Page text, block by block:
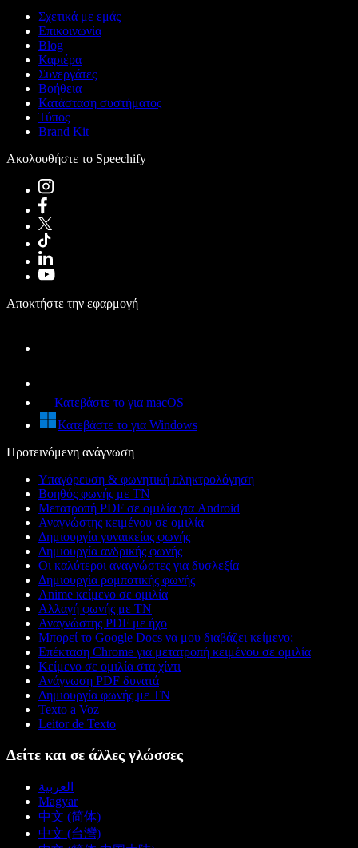
Σχετικά με εμάς
Επικοινωνία
Blog
Καριέρα
Συνεργάτες
Βοήθεια
Κατάσταση συστήματος
Τύπος
Brand Kit
Ακολουθήστε το Speechify
Αποκτήστε την εφαρμογή
Κατεβάστε το για macOS
Κατεβάστε το για Windows
Προτεινόμενη ανάγνωση
Υπαγόρευση & φωνητική πληκτρολόγηση
Βοηθός φωνής με ΤΝ
Μετατροπή PDF σε ομιλία για Android
Αναγνώστης κειμένου σε ομιλία
Δημιουργία γυναικείας φωνής
Δημιουργία ανδρικής φωνής
Οι καλύτεροι αναγνώστες για δυσλεξία
Δημιουργία ρομποτικής φωνής
Anime κείμενο σε ομιλία
Αλλαγή φωνής με ΤΝ
Αναγνώστης PDF με ήχο
Μπορεί το Google Docs να μου διαβάζει κείμενο;
Επέκταση Chrome για μετατροπή κειμένου σε ομιλία
Κείμενο σε ομιλία στα χίντι
Ανάγνωση PDF δυνατά
Δημιουργία φωνής με ΤΝ
Texto a Voz
Leitor de Texto
Δείτε και σε άλλες γλώσσες
العربية
Magyar
中文 (简体)
中文 (台灣)